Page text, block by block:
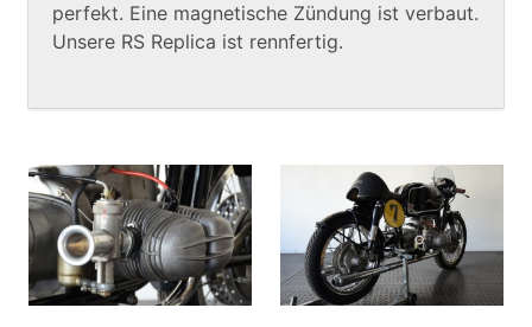
perfekt. Eine magnetische Zündung ist verbaut.
Unsere RS Replica ist rennfertig.